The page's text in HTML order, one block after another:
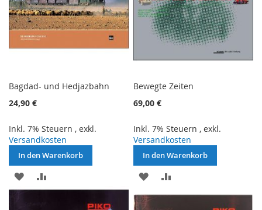
Bagdad- und Hedjazbahn
24,90 €
Inkl. 7% Steuern , exkl.
Versandkosten
In den Warenkorb
ZUR
Bewegte Zeiten
69,00 €
Inkl. 7% Steuern ,exkl.
Versandkosten
In den Warenkorb
ZUR
WUNSCHLISTE
VERGLEICHSLISTE